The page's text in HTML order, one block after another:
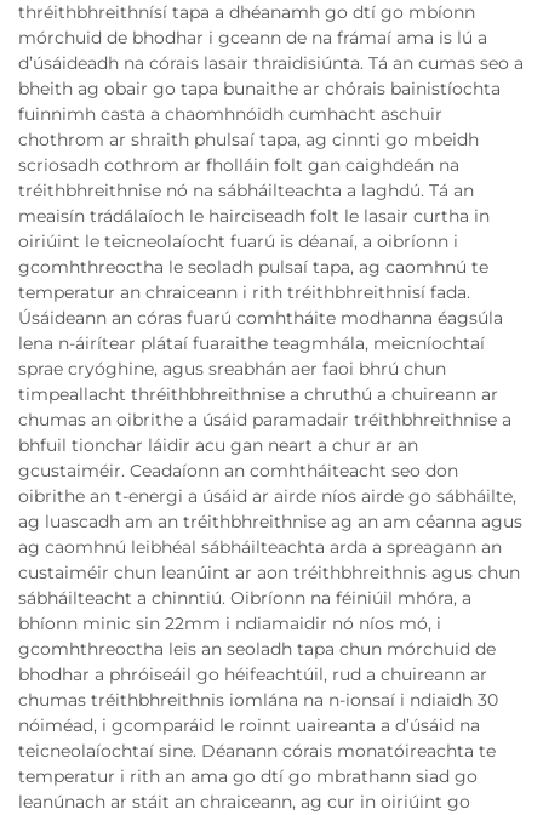
thréithbhreithnísí tapa a dhéanamh go dtí go mbíonn
mórchuid de bhodhar i gceann de na frámaí ama is lú a
d’úsáideadh na córais lasair thraidisiúnta. Tá an cumas seo a
bheith ag obair go tapa bunaithe ar chórais bainistíochta
fuinnimh casta a chaomhnóidh cumhacht aschuir
chothrom ar shraith phulsaí tapa, ag cinnti go mbeidh
scriosadh cothrom ar fholláin folt gan caighdeán na
tréithbhreithnise nó na sábháilteachta a laghdú. Tá an
meaisín trádálaíoch le hairciseadh folt le lasair curtha in
oiriúint le teicneolaíocht fuarú is déanaí, a oibríonn i
gcomhthreoctha le seoladh pulsaí tapa, ag caomhnú te
temperatur an chraiceann i rith tréithbhreithnisí fada.
Úsáideann an córas fuarú comhtháite modhanna éagsúla
lena n-áirítear plátaí fuaraithe teagmhála, meicníochtaí
sprae cryóghine, agus sreabhán aer faoi bhrú chun
timpeallacht thréithbhreithnise a chruthú a chuireann ar
chumas an oibrithe a úsáid paramadair tréithbhreithnise a
bhfuil tionchar láidir acu gan neart a chur ar an
gcustaiméir. Ceadaíonn an comhtháiteacht seo don
oibrithe an t-energi a úsáid ar airde níos airde go sábháilte,
ag luascadh am an tréithbhreithnise ag an am céanna agus
ag caomhnú leibhéal sábháilteachta arda a spreagann an
custaiméir chun leanúint ar aon tréithbhreithnis agus chun
sábháilteacht a chinntiú. Oibríonn na féiniúil mhóra, a
bhíonn minic sin 22mm i ndiamaidir nó níos mó, i
gcomhthreoctha leis an seoladh tapa chun mórchuid de
bhodhar a phróiseáil go héifeachtúil, rud a chuireann ar
chumas tréithbhreithnis iomlána na n-ionsaí i ndiaidh 30
nóiméad, i gcomparáid le roinnt uaireanta a d’úsáid na
teicneolaíochtaí sine. Déanann córais monatóireachta te
temperatur i rith an ama go dtí go mbrathann siad go
leanúnach ar stáit an chraiceann, ag cur in oiriúint go